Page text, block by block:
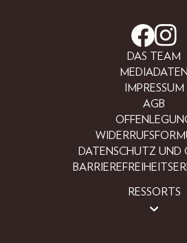
DAS TEAM
MEDIADATEN
IMPRESSUM
AGB
DATENSCHUTZ UND
RESSORTS